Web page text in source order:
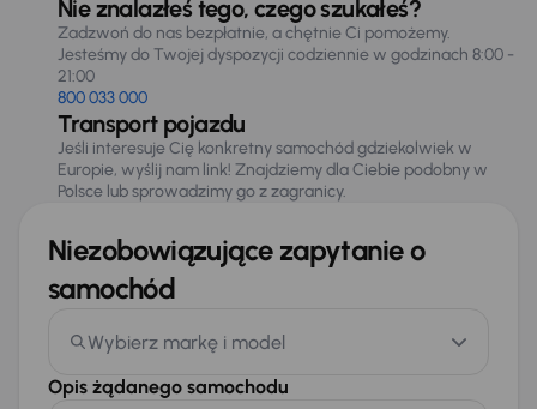
Nie znalazłeś tego, czego szukałeś?
Zadzwoń do nas bezpłatnie, a chętnie Ci pomożemy.
Jesteśmy do Twojej dyspozycji codziennie w godzinach 8:00 -
21:00
800 033 000
Transport pojazdu
Jeśli interesuje Cię konkretny samochód gdziekolwiek w
Europie, wyślij nam link! Znajdziemy dla Ciebie podobny w
Polsce lub sprowadzimy go z zagranicy.
Niezobowiązujące zapytanie o
samochód
Wybierz markę i model
Opis żądanego samochodu